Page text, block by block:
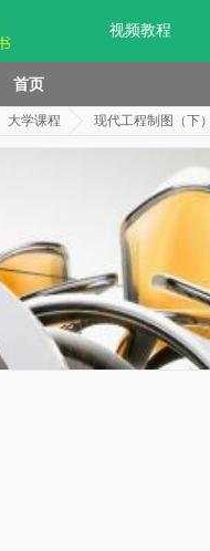
视频教程
首页
大学课程 现代工程制图（下